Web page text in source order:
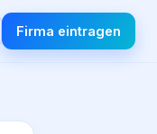
Firma eintragen